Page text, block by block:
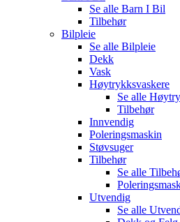
Se alle Barn I Bil
Tilbehør
Bilpleie
Se alle Bilpleie
Dekk
Vask
Høytrykksvaskere
Se alle
Tilbehør
Innvendig
Poleringsmaskin
Støvsuger
Tilbehør
Se alle
Utvendig
Se alle